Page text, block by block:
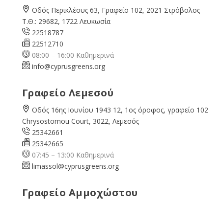
Οδός Περικλέους 63, Γραφείο 102, 2021 Στρόβολος
Τ.Θ.: 29682, 1722 Λευκωσία
22518787
22512710
08:00 – 16:00 Καθημερινά
info@cyprusgreens.org
Γραφείο Λεμεσού
Οδός 16ης Ιουνίου 1943 12, 1ος όροφος, γραφείο 102
Chrysostomou Court, 3022, Λεμεσός
25342661
25342665
07:45 – 13:00 Καθημερινά
limassol@cyprusgreens.org
Γραφείο Αμμοχώστου